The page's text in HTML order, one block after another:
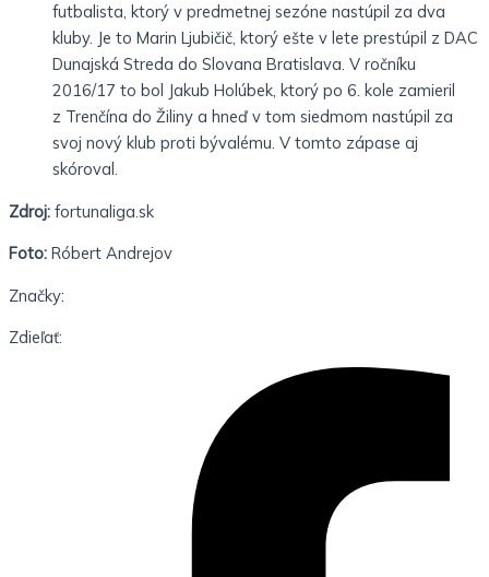
futbalista, ktorý v predmetnej sezóne nastúpil za dva
kluby. Je to Marin Ljubičič, ktorý ešte v lete prestúpil z DAC
Dunajská Streda do Slovana Bratislava. V ročníku
2016/17 to bol Jakub Holúbek, ktorý po 6. kole zamieril
z Trenčína do Žiliny a hneď v tom siedmom nastúpil za
svoj nový klub proti bývalému. V tomto zápase aj
skóroval.
Zdroj: fortunaliga.sk
Foto: Róbert Andrejov
Značky:
Zdieľať: